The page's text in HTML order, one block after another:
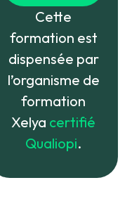
Cette
formation est
dispensée par
l’organisme de
formation
Xelya certifié
Qualiopi.